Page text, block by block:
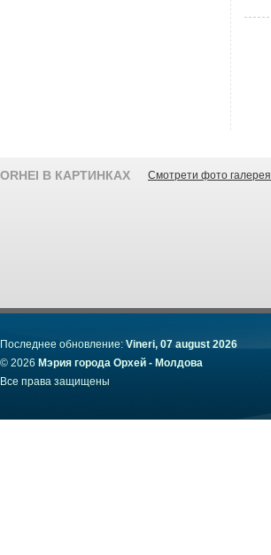
ORHEI В КАРТИНКАХ Смотрети фото галерея
Последнее обновление: Vineri, 07 august 2026
© 2026 Мэрия города Орхей - Молдова
Все права защищены